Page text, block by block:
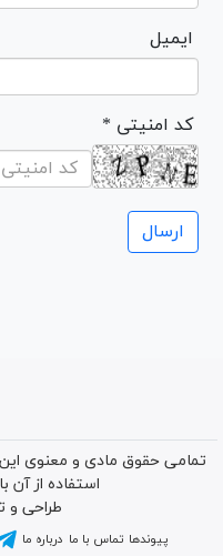
ایمیل
* کد امنیتی
تمامی حقوق مادی و معنوی
استفاده از آن
طراحی و
پیوندها تماس با ما درباره ما